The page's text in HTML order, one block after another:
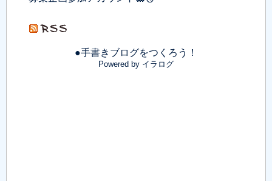
●手書きブログをつくろう！
Powered by イラログ